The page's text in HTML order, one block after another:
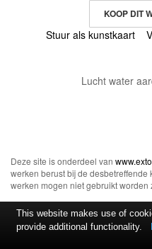
KOOP DIT
Stuur als kunstkaart
Lucht water
Deze site is onderdeel van
werken berust bij de
werken mogen niet gebruikt
This website makes use of
provide additional functionality.